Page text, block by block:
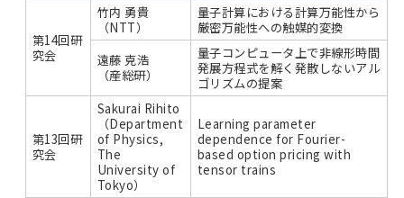
第14回研
究会
竹内 勇貴
（NTT）
量子計算における計算万能性から
厳密万能性への触媒的変換
遠藤 克浩
（産総研）
量子コンピュータ上で非線形時間
発展方程式を解く発散しないアル
ゴリズムの提案
第13回研
究会
Sakurai Rihito
（Department
of Physics,
The
University of
Tokyo）
Learning parameter
dependence for Fourier-
based option pricing with
tensor trains